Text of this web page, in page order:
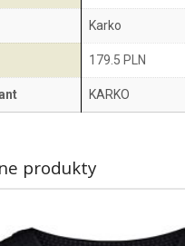
Karko
179.5 PLN
KARKO
produkty